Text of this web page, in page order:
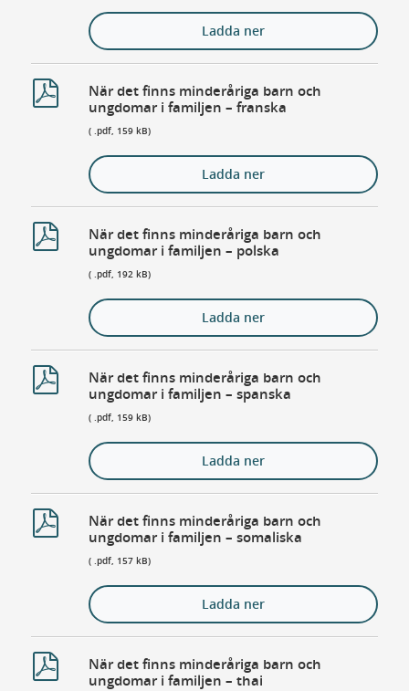
Ladda ner
När det finns minderåriga barn och
ungdomar i familjen – franska
( .pdf, 159 kB)
Ladda ner
När det finns minderåriga barn och
ungdomar i familjen – polska
( .pdf, 192 kB)
Ladda ner
När det finns minderåriga barn och
ungdomar i familjen – spanska
( .pdf, 159 kB)
Ladda ner
När det finns minderåriga barn och
ungdomar i familjen – somaliska
( .pdf, 157 kB)
Ladda ner
När det finns minderåriga barn och
ungdomar i familjen – thai